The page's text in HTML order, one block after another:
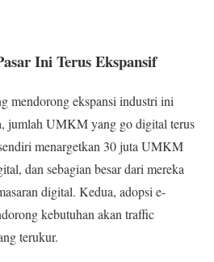
Ini Terus Ekspansif
mendorong ekspansi industri ini
jumlah UMKM yang go digital terus
menargetkan 30 juta UMKM
dan sebagian besar dari mereka
digital. Kedua, adopsi e-
kebutuhan akan traffic
terukur.